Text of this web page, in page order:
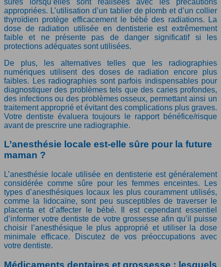
appropriées. L’utilisation d’un tablier de plomb et d’un collier
thyroïdien protège efficacement le bébé des radiations. La
dose de radiation utilisée en dentisterie est extrêmement
faible et ne présente pas de danger significatif si les
protections adéquates sont utilisées.
De plus, les alternatives telles que les radiographies
numériques utilisent des doses de radiation encore plus
faibles. Les radiographies sont parfois indispensables pour
diagnostiquer des problèmes tels que des caries profondes,
des infections ou des problèmes osseux, permettant ainsi un
traitement approprié et évitant des complications plus graves.
Votre dentiste évaluera toujours le rapport bénéfice/risque
avant de prescrire une radiographie.
L’anesthésie locale est-elle sûre pour la future
maman ?
L’anesthésie locale utilisée en dentisterie est généralement
considérée comme sûre pour les femmes enceintes. Les
types d’anesthésiques locaux les plus couramment utilisés,
comme la lidocaïne, sont peu susceptibles de traverser le
placenta et d’affecter le bébé. Il est cependant essentiel
d’informer votre dentiste de votre grossesse afin qu’il puisse
choisir l’anesthésique le plus approprié et utiliser la dose
minimale efficace. Discutez de vos préoccupations avec
votre dentiste.
Médicaments dentaires et grossesse : lesquels